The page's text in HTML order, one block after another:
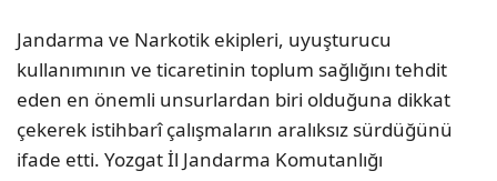
Jandarma ve Narkotik ekipleri, uyuşturucu
kullanımının ve ticaretinin toplum sağlığını tehdit
eden en önemli unsurlardan biri olduğuna dikkat
çekerek istihbarî çalışmaların aralıksız sürdüğünü
ifade etti. Yozgat İl Jandarma Komutanlığı